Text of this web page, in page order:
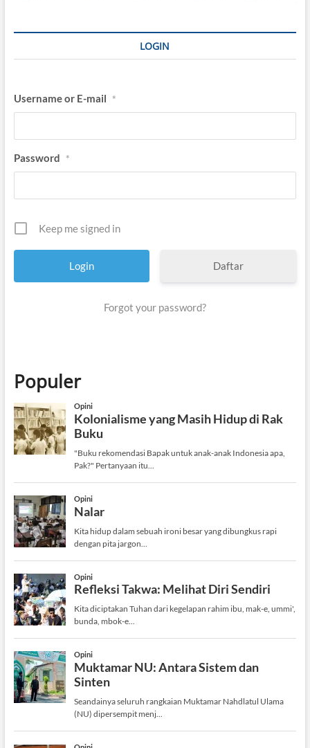
LOGIN
Username or E-mail *
Password *
Keep me signed in
Daftar
Forgot your password?
Populer